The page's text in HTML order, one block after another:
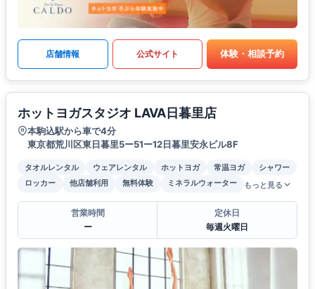
店舗情報 公式サイト 体験・相談予約
ホットヨガスタジオ LAVA日暮里店
本駒込駅から車で4分
東京都荒川区東日暮里5ー51ー12日暮里安永ビル8F
タオルレンタル ウェアレンタル ホットヨガ 常温ヨガ
シャワー
ロッカー
他店舗利用 無料体験 ミネラルウォーター もっと見る
営業時間
ー
定休日
毎週火曜日